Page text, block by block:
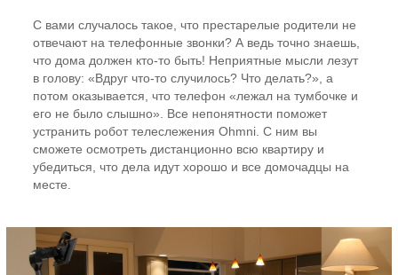
С вами случалось такое, что престарелые родители не
отвечают на телефонные звонки? А ведь точно знаешь,
что дома должен кто-то быть! Неприятные мысли лезут
в голову: «Вдруг что-то случилось? Что делать?», а
потом оказывается, что телефон «лежал на тумбочке и
его не было слышно». Все непонятности поможет
устранить робот телеслежения Ohmni. С ним вы
сможете осмотреть дистанционно всю квартиру и
убедиться, что дела идут хорошо и все домочадцы на
месте.